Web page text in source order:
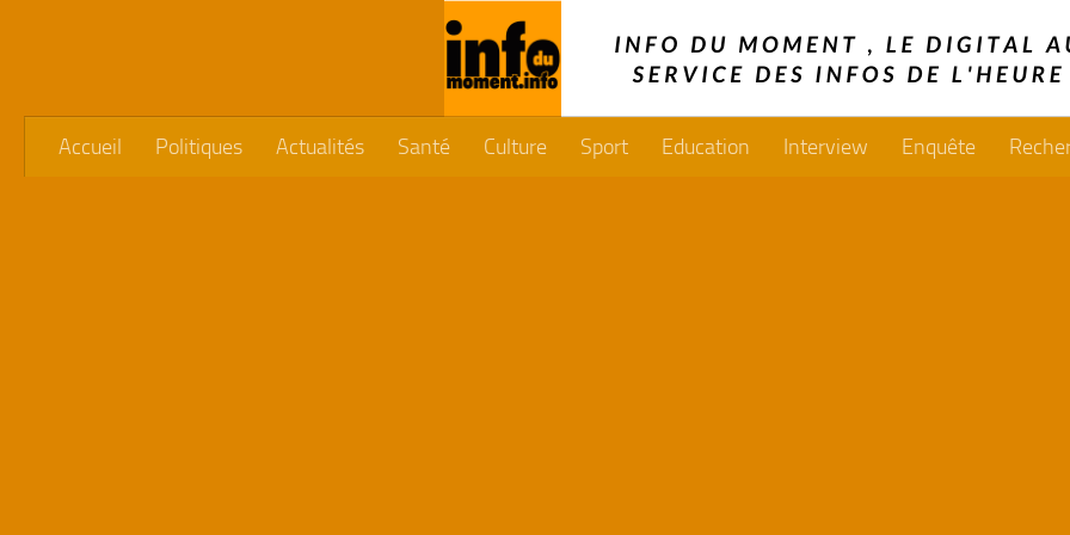
Accueil Politiques Actualités Santé Culture Sport Education Interview Enquête